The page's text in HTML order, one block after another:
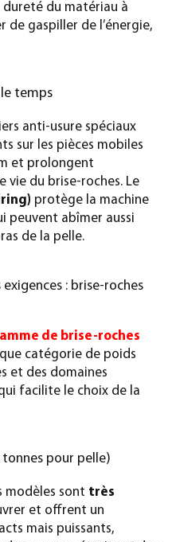
du matériau à
de gaspiller de l’énergie,
temps
anti-usure spéciaux
sur les pièces mobiles
et prolongent
vie du brise-roches. Le
protège la machine
peuvent abîmer aussi
de la pelle.
: brise-roches
de brise-roches
catégorie de poids
et des domaines
facilite le choix de la
tonnes pour pelle)
modèles sont très
et offrent un
mais puissants,